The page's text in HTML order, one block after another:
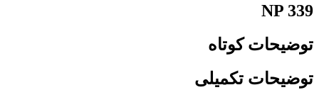
NP 339
توضیحات کوتاه
توضیحات تکمیلی